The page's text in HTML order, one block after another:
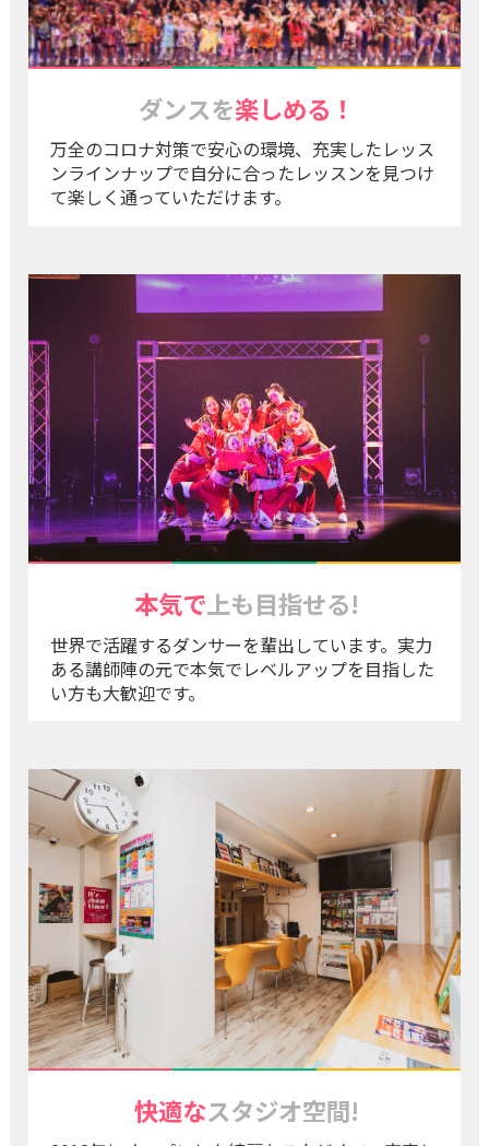
ダンスを楽しめる！
万全のコロナ対策で安心の環境、充実したレッス
ンラインナップで自分に合ったレッスンを見つけ
て楽しく通っていただけます。
本気で上も目指せる!
世界で活躍するダンサーを輩出しています。実力
ある講師陣の元で本気でレベルアップを目指した
い方も大歓迎です。
快適なスタジオ空間!